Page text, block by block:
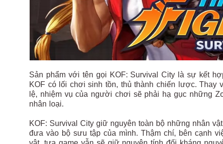
Sản phẩm với tên gọi KOF: Survival City là sự kết
KOF có lối chơi sinh tồn, thủ thành chiến lược.
lệ, nhiệm vụ của người chơi sẽ phải hạ gục những
nhân loại.
KOF: Survival City giữ nguyên toàn bộ những nhân
đưa vào bộ sưu tập của mình. Thậm chí, bên cạnh